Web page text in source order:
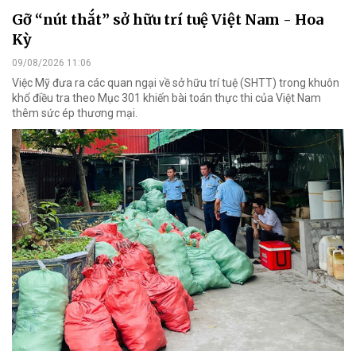
Gỡ “nút thắt” sở hữu trí tuệ Việt Nam - Hoa
Kỳ
09/08/2026 11:06
Việc Mỹ đưa ra các quan ngại về sở hữu trí tuệ (SHTT) trong khuôn
khổ điều tra theo Mục 301 khiến bài toán thực thi của Việt Nam
thêm sức ép thương mại.